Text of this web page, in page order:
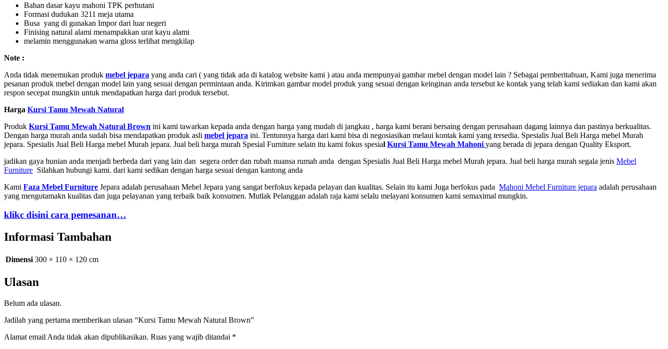
Bahan dasar kayu mahoni TPK perhutani
Formasi dudukan 3211 meja utama
Busa yang di gunakan Impor dari luar negeri
Finising natural alami menampakkan urat kayu alami
melamin menggunakan warna gloss terlihat mengkilap
Note :
Anda tidak menemukan produk mebel jepara yang anda cari ( yang tidak ada di katalog website kami ) atau anda mempunyai gambar mebel dengan model lain ? Sebagai pemberitahuan, Kami juga menerima
pesanan produk mebel dengan model lain yang sesuai dengan permintaan anda. Kirimkan gambar model produk yang sesuai dengan keinginan anda tersebut ke kontak yang telah kami sediakan dan kami akan
respon secepat mungkin untuk mendapatkan harga dari produk tersebut.
Harga Kursi Tamu Mewah Natural
Produk Kursi Tamu Mewah Natural Brown ini kami tawarkan kepada anda dengan harga yang mudah di jangkau , harga kami berani bersaing dengan perusahaan dagang lainnya dan pastinya berkualitas.
Dengan harga murah anda sudah bisa mendapatkan produk asli mebel jepara ini. Tentunnya harga dari kami bisa di negosiasikan melaui kontak kami yang tersedia. Spesialis Jual Beli Harga mebel Murah
jepara. Spesialis Jual Beli Harga mebel Murah jepara. Jual beli harga murah Spesial Furniture selain itu kami fokus spesial Kursi Tamu Mewah Mahoni yang berada di jepara dengan Quality Eksport.
jadikan gaya hunian anda menjadi berbeda dari yang lain dan segera order dan rubah nuansa rumah anda dengan Spesialis Jual Beli Harga mebel Murah jepara. Jual beli harga murah segala jenis Mebel
Furniture Silahkan hubungi kami. dari kami sedikan dengan harga sesuai dengan kantong anda
Kami Faza Mebel Furniture Jepara adalah perusahaan Mebel Jepara yang sangat berfokus kepada pelayan dan kualitas. Selain itu kami Juga berfokus pada Mahoni Mebel Furniture jepara adalah perusahaan
yang mengutamakn kualitas dan juga pelayanan yang terbaik baik konsumen. Mutlak Pelanggan adalah raja kami selalu melayani konsumen kami semaximal mungkin.
klikc disini cara pemesanan…
Informasi Tambahan
Dimensi 300 × 110 × 120 cm
Ulasan
Belum ada ulasan.
Jadilah yang pertama memberikan ulasan “Kursi Tamu Mewah Natural Brown”
Alamat email Anda tidak akan dipublikasikan. Ruas yang wajib ditandai *